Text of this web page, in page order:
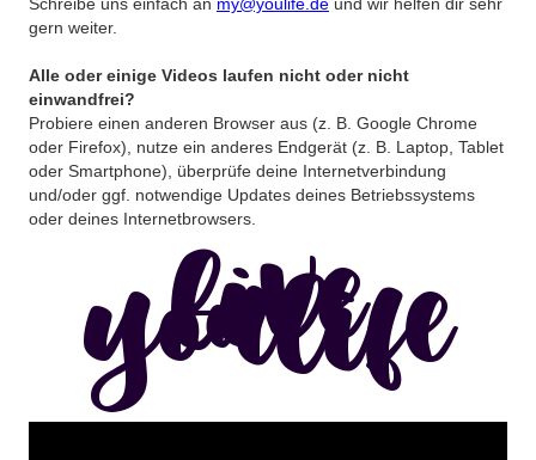
gern weiter.
Alle oder einige Videos laufen nicht oder nicht
einwandfrei?
Probiere einen anderen Browser aus (z. B. Google Chrome
oder Firefox), nutze ein anderes Endgerät (z. B. Laptop, Tablet
oder Smartphone), überprüfe deine Internetverbindung
und/oder ggf. notwendige Updates deines Betriebssystems
oder deines Internetbrowsers.
live
youlife